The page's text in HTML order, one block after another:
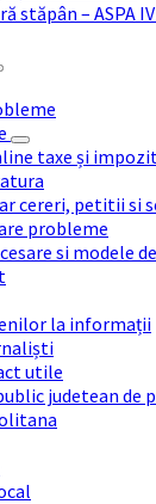
stăpân – ASPA
taxe și
cereri, petitii si
probleme
si modele
la informații
utile
judetean de